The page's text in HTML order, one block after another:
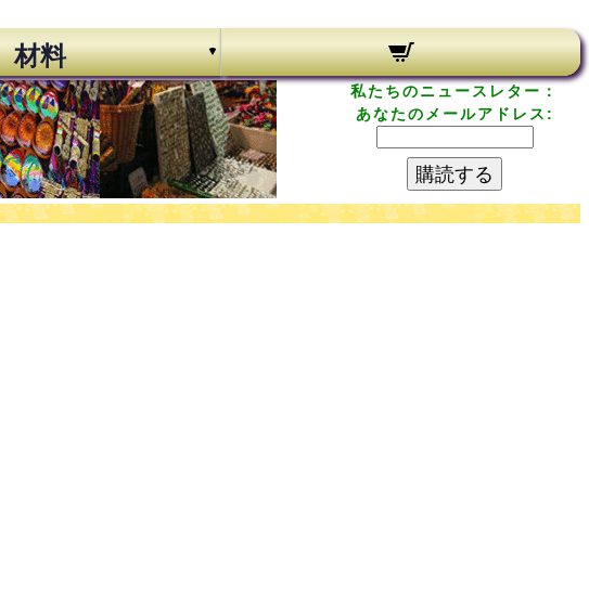
材料
私たちのニュースレター：
あなたのメールアドレス:
購読する